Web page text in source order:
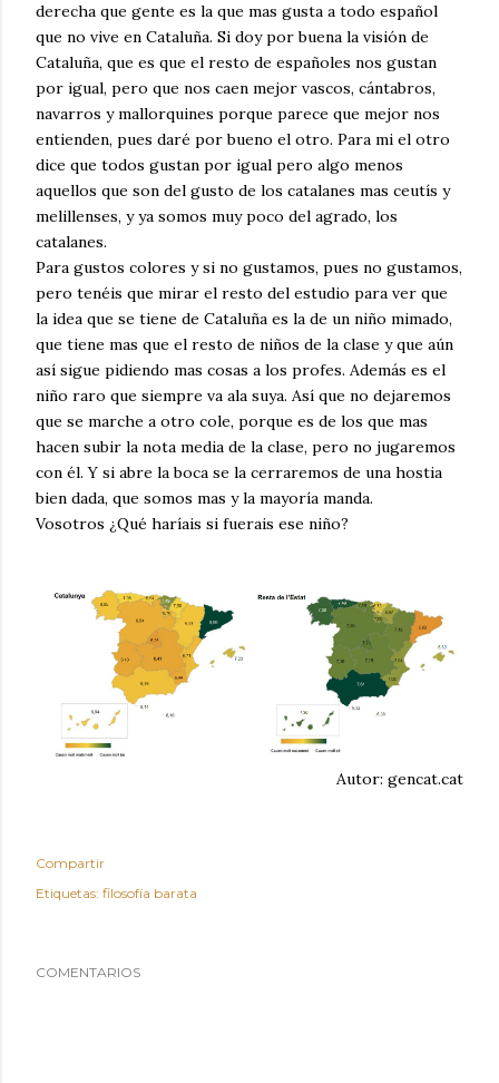
derecha que gente es la que mas gusta a todo español
que no vive en Cataluña. Si doy por buena la visión de
Cataluña, que es que el resto de españoles nos gustan
por igual, pero que nos caen mejor vascos, cántabros,
navarros y mallorquines porque parece que mejor nos
entienden, pues daré por bueno el otro. Para mi el otro
dice que todos gustan por igual pero algo menos
aquellos que son del gusto de los catalanes mas ceutís y
melillenses, y ya somos muy poco del agrado, los
catalanes.
Para gustos colores y si no gustamos, pues no gustamos,
pero tenéis que mirar el resto del estudio para ver que
la idea que se tiene de Cataluña es la de un niño mimado,
que tiene mas que el resto de niños de la clase y que aún
así sigue pidiendo mas cosas a los profes. Además es el
niño raro que siempre va ala suya. Así que no dejaremos
que se marche a otro cole, porque es de los que mas
hacen subir la nota media de la clase, pero no jugaremos
con él. Y si abre la boca se la cerraremos de una hostia
bien dada, que somos mas y la mayoría manda.
Vosotros ¿Qué haríais si fuerais ese niño?
Autor: gencat.cat
Compartir
Etiquetas: filosofía barata
COMENTARIOS